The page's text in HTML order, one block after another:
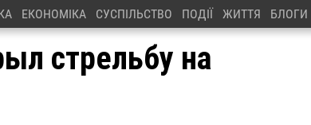
ЕКОНОМІКА СУСПІЛЬСТВО ПОДІЇ ЖИТТЯ БЛОГИ
стрельбу на